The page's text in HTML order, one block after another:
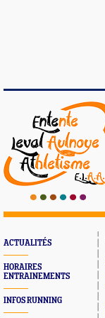
ACTUALITÉS
HORAIRES
ENTRAINEMENTS
INFOS RUNNING